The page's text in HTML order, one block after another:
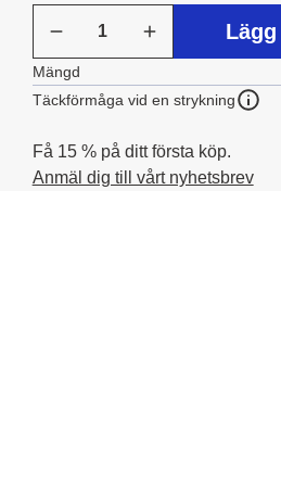
Mängd
Täckförmåga vid en strykning
Få 15 % på ditt första köp.
Anmäl dig till vårt nyhetsbrev